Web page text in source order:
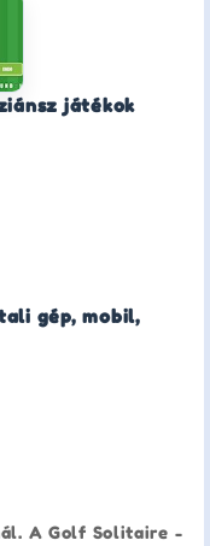
játékok
gép, mobil,
A Golf Solitaire -